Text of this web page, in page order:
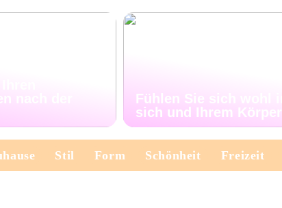
nach der
Fühlen Sie sich wohl in
sich und Ihrem Körper
Stil Form Schönheit Freizeit